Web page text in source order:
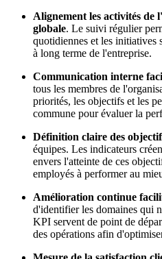
Alignement les activités de
globale. Le suivi régulier
quotidiennes et les initiatives
à long terme de l'entreprise.
Communication interne
tous les membres de
priorités, les objectifs et les
commune pour évaluer la
Définition claire des
équipes. Les indicateurs
envers l'atteinte de ces
employés à performer au
Amélioration continue
d'identifier les domaines qui
KPI servent de point de
des opérations afin